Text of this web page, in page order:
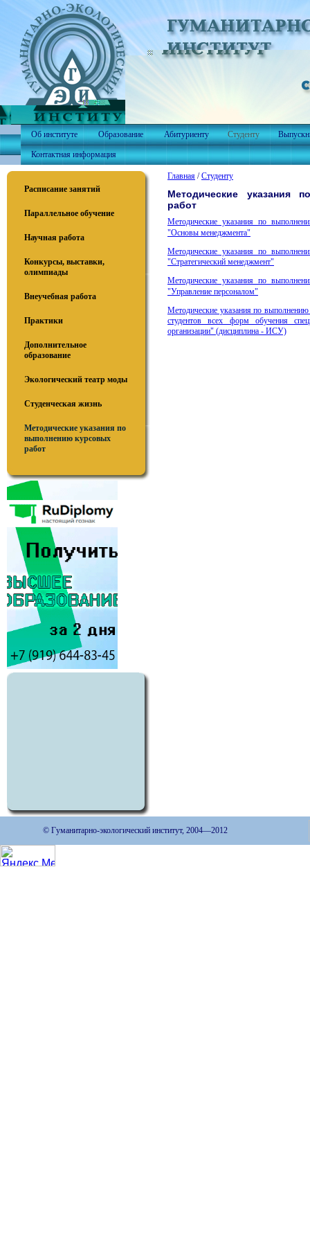
Об институте Образование Абитуриенту Студенту
Контактная информация
Расписание занятий
Параллельное обучение
Научная работа
Конкурсы, выставки,
олимпиады
Внеучебная работа
Практики
Дополнительное
образование
Экологический театр моды
Студенческая жизнь
Методические указания по
выполнению курсовых
работ
Главная /Студенту
Методические указания
работ
Методические указания по
"Основы менеджмента"
Методические указания по
"Стратегический менеджмент"
Методические указания по
"Управление персоналом"
Методические указания по
студентов всех форм обучения
организации" (дисциплина - ИСУ)
© Гуманитарно-экологический институт, 2004—2012